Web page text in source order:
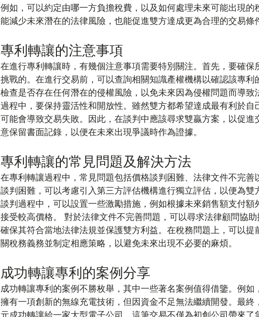
例如，可以約定由哪一方負擔稅費，以及如何處理未來可能出現的
能減少未來潛在的法律風險，也能促進雙方達成更為合理的交易條
專利轉讓的注意事項
在進行專利轉讓時，有幾個注意事項需要特別關注。首先，要確保
挑戰的。在進行交易前，可以查詢相關知識產權機構以確認該專利
檢查是否存在任何潛在的侵權風險，以免未來因為侵權問題而導致
過程中，要保持靈活性和開放性。雖然雙方都希望達成最有利於自
可能會導致交易失敗。因此，在談判中應該尋求雙贏方案，以促進
意保留書面記錄，以便在未來出現爭議時作為證據。
專利轉讓的常見問題及解決方法
在專利轉讓過程中，常見問題包括價格談判困難、法律文件不完善
談判困難，可以考慮引入第三方評估機構進行獨立評估，以便為雙
談判過程中，可以設置一些激勵措施，例如根據未來銷售額支付額
接受較高價格。 對於法律文件不完善問題，可以尋求法律顧問協
確保其符合當地法律法規並保護雙方利益。在稅務問題上，可以提
關稅務義務並制定相應策略，以避免未來出現不必要的麻煩。
成功轉讓專利的案例分享
成功轉讓專利的案例不勝枚舉，其中一些著名案例值得借鑒。例如
擁有一項創新的無線充電技術，但因資金不足無法繼續開發。最終
元成功轉讓給一家大型電子公司。這筆交易不僅為初創公司帶來了